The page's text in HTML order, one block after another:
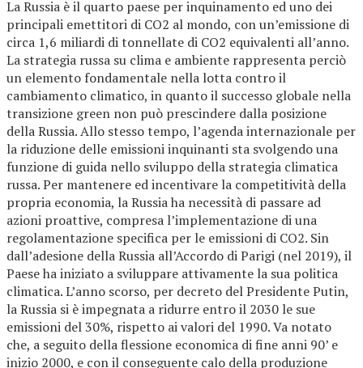
La Russia è il quarto paese per inquinamento ed uno dei
principali emettitori di CO2 al mondo, con un’emissione di
circa 1,6 miliardi di tonnellate di CO2 equivalenti all’anno.
La strategia russa su clima e ambiente rappresenta perciò
un elemento fondamentale nella lotta contro il
cambiamento climatico, in quanto il successo globale nella
transizione green non può prescindere dalla posizione
della Russia. Allo stesso tempo, l’agenda internazionale per
la riduzione delle emissioni inquinanti sta svolgendo una
funzione di guida nello sviluppo della strategia climatica
russa. Per mantenere ed incentivare la competitività della
propria economia, la Russia ha necessità di passare ad
azioni proattive, compresa l’implementazione di una
regolamentazione specifica per le emissioni di CO2. Sin
dall’adesione della Russia all’Accordo di Parigi (nel 2019), il
Paese ha iniziato a sviluppare attivamente la sua politica
climatica. L’anno scorso, per decreto del Presidente Putin,
la Russia si è impegnata a ridurre entro il 2030 le sue
emissioni del 30%, rispetto ai valori del 1990. Va notato
che, a seguito della flessione economica di fine anni 90’ e
inizio 2000, e con il conseguente calo della produzione